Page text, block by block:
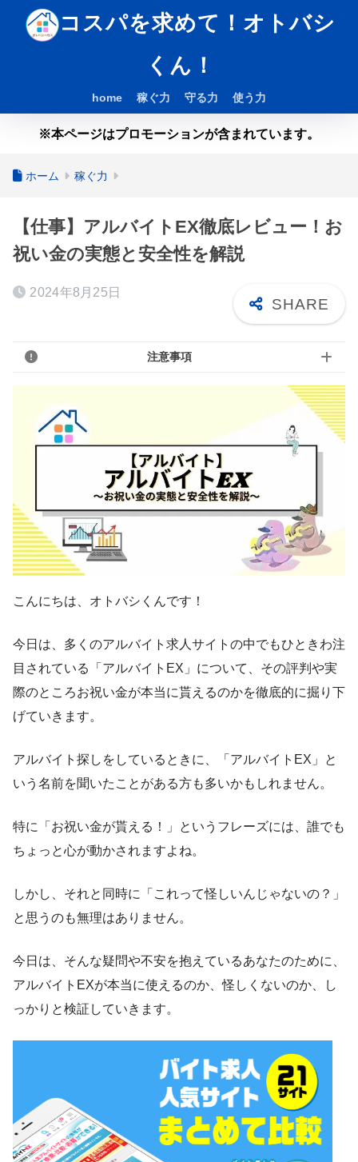
コスパを求めて！オトバシ
くん！
home 稼ぐ力 守る力 使う力
※本ページはプロモーションが含まれています。
ホーム 稼ぐ力
【仕事】アルバイトEX徹底レビュー！お
祝い金の実態と安全性を解説
2024年8月25日
注意事項
こんにちは、オトバシくんです！
今日は、多くのアルバイト求人サイトの中でもひときわ注
目されている「アルバイトEX」について、その評判や実
際のところお祝い金が本当に貰えるのかを徹底的に掘り下
げていきます。
アルバイト探しをしているときに、「アルバイトEX」と
いう名前を聞いたことがある方も多いかもしれません。
特に「お祝い金が貰える！」というフレーズには、誰でも
ちょっと心が動かされますよね。
しかし、それと同時に「これって怪しいんじゃないの？」
と思うのも無理はありません。
今日は、そんな疑問や不安を抱えているあなたのために、
アルバイトEXが本当に使えるのか、怪しくないのか、し
っかりと検証していきます。